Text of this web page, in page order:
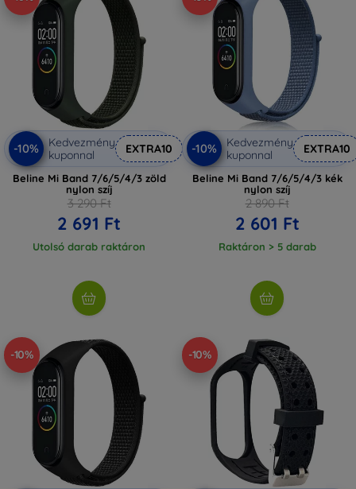
-10%
Kedvezmény
kuponnal
EXTRA10
Beline Mi Band 7/6/5/4/3 zöld
nylon szíj
3 290 Ft
2 691 Ft
Utolsó darab raktáron
-10%
Kedvezmény
kuponnal
EXTRA10
Beline Mi Band 7/6/5/4/3 kék
nylon szíj
2 890 Ft
2 601 Ft
Raktáron > 5 darab
-10% -10%